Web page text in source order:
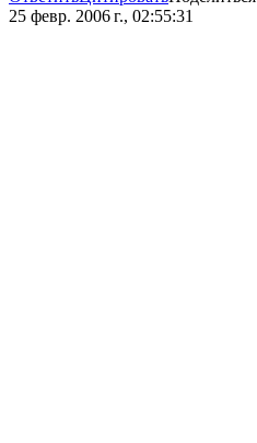
25 февр. 2006 г., 02:55:31